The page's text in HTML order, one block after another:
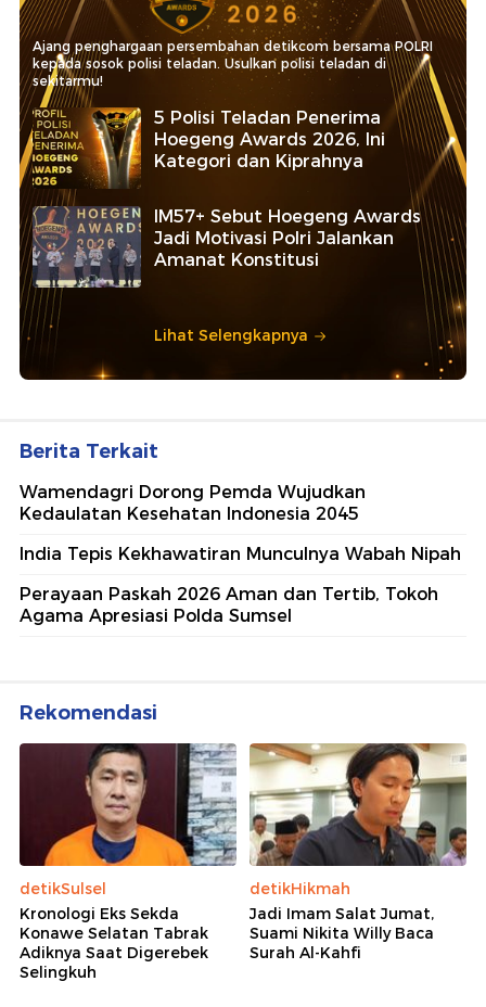
Ajang penghargaan persembahan detikcom bersama POLRI
kepada sosok polisi teladan. Usulkan polisi teladan di
sekitarmu!
5 Polisi Teladan Penerima
Hoegeng Awards 2026, Ini
Kategori dan Kiprahnya
IM57+ Sebut Hoegeng Awards
Jadi Motivasi Polri Jalankan
Amanat Konstitusi
Lihat Selengkapnya
Berita Terkait
Wamendagri Dorong Pemda Wujudkan
Kedaulatan Kesehatan Indonesia 2045
India Tepis Kekhawatiran Munculnya Wabah Nipah
Perayaan Paskah 2026 Aman dan Tertib, Tokoh
Agama Apresiasi Polda Sumsel
Rekomendasi
detikSulsel
Kronologi Eks Sekda
Konawe Selatan Tabrak
Adiknya Saat Digerebek
Selingkuh
detikHikmah
Jadi Imam Salat Jumat,
Suami Nikita Willy Baca
Surah Al-Kahfi